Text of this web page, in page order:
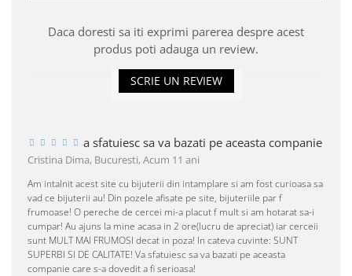
Daca doresti sa iti exprimi parerea despre acest
produs poti adauga un review.
SCRIE UN REVIEW
a sfatuiesc sa va bazati pe aceasta companie
Cristina Dima, Bucuresti,Acum 11 ani
Am intalnit acest site cu bijuterii din intamplare si am fost curioasa sa
vad ce bijuterii au! Din pozele afisate pe site, bijuteriile par f
frumoase! O pereche de cercei mi-a placut f mult si am hotarat sa-i
cumpar! Au ajuns la mine acasa in 2 ore(lucru de apreciat) iar cerceii
sunt MULT MAI FRUMOSI decat in poza! In cateva cuvinte: SUNT
SUPERBI SI DE CALITATE! Va sfatuiesc sa va bazati pe aceasta
companie care s-a dovedit a fi serioasa!